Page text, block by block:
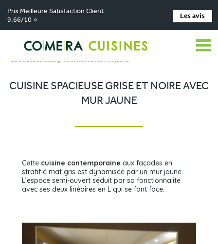
Prix Meilleure Satisfaction Client
9,66/10 ⭐
Les avis
Comera Cuisines > Nos magasins de cuisine >
Cuisiniste FLEURY-LES-AUBRAIS > Réalisations >
Cuisine spacieuse grise et noire avec mur jaune
CUISINE SPACIEUSE GRISE ET NOIRE AVEC
MUR JAUNE
Cette cuisine contemporaine aux façades en
stratifié mat gris est dynamisée par un mur jaune.
L’espace semi-ouvert séduit par sa fonctionnalité
avec ses deux linéaires en L qui se font face.